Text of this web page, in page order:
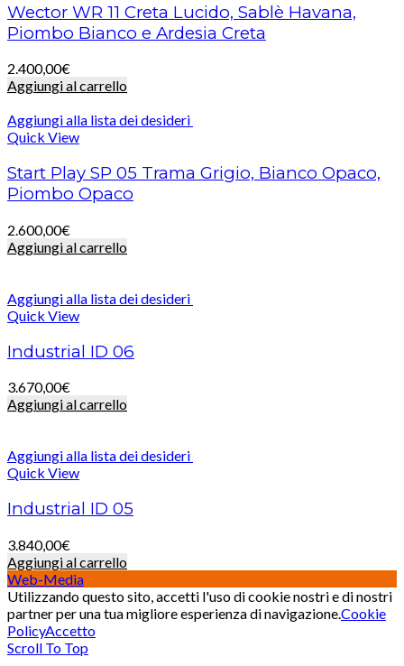
Wector WR 11 Creta Lucido, Sablè Havana,
Piombo Bianco e Ardesia Creta
2.400,00€
Aggiungi al carrello
Aggiungi alla lista dei desideri
Quick View
Start Play SP 05 Trama Grigio, Bianco Opaco,
Piombo Opaco
2.600,00€
Aggiungi al carrello
Aggiungi alla lista dei desideri
Quick View
Industrial ID 06
3.670,00€
Aggiungi al carrello
Aggiungi alla lista dei desideri
Quick View
Industrial ID 05
3.840,00€
Aggiungi al carrello
Web-Media
Utilizzando questo sito, accetti l'uso di cookie nostri e di nostri
partner per una tua migliore esperienza di navigazione.Cookie
PolicyAccetto
Scroll To Top